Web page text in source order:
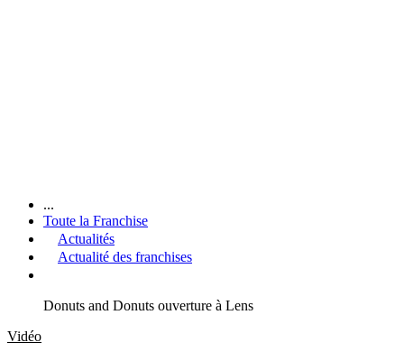
...
Toute la Franchise
Actualités
Actualité des franchises
Donuts and Donuts ouverture à Lens
Vidéo